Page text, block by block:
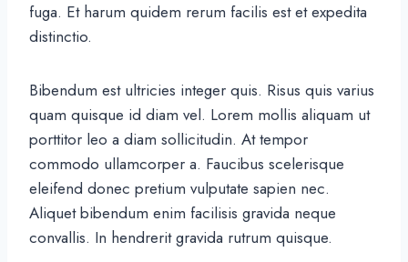
fuga. Et harum quidem rerum facilis est et expedita
distinctio.
Bibendum est ultricies integer quis. Risus quis varius
quam quisque id diam vel. Lorem mollis aliquam ut
porttitor leo a diam sollicitudin. At tempor
commodo ullamcorper a. Faucibus scelerisque
eleifend donec pretium vulputate sapien nec.
Aliquet bibendum enim facilisis gravida neque
convallis. In hendrerit gravida rutrum quisque.